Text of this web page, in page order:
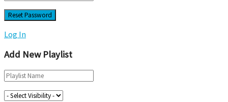
Log In
Add New Playlist